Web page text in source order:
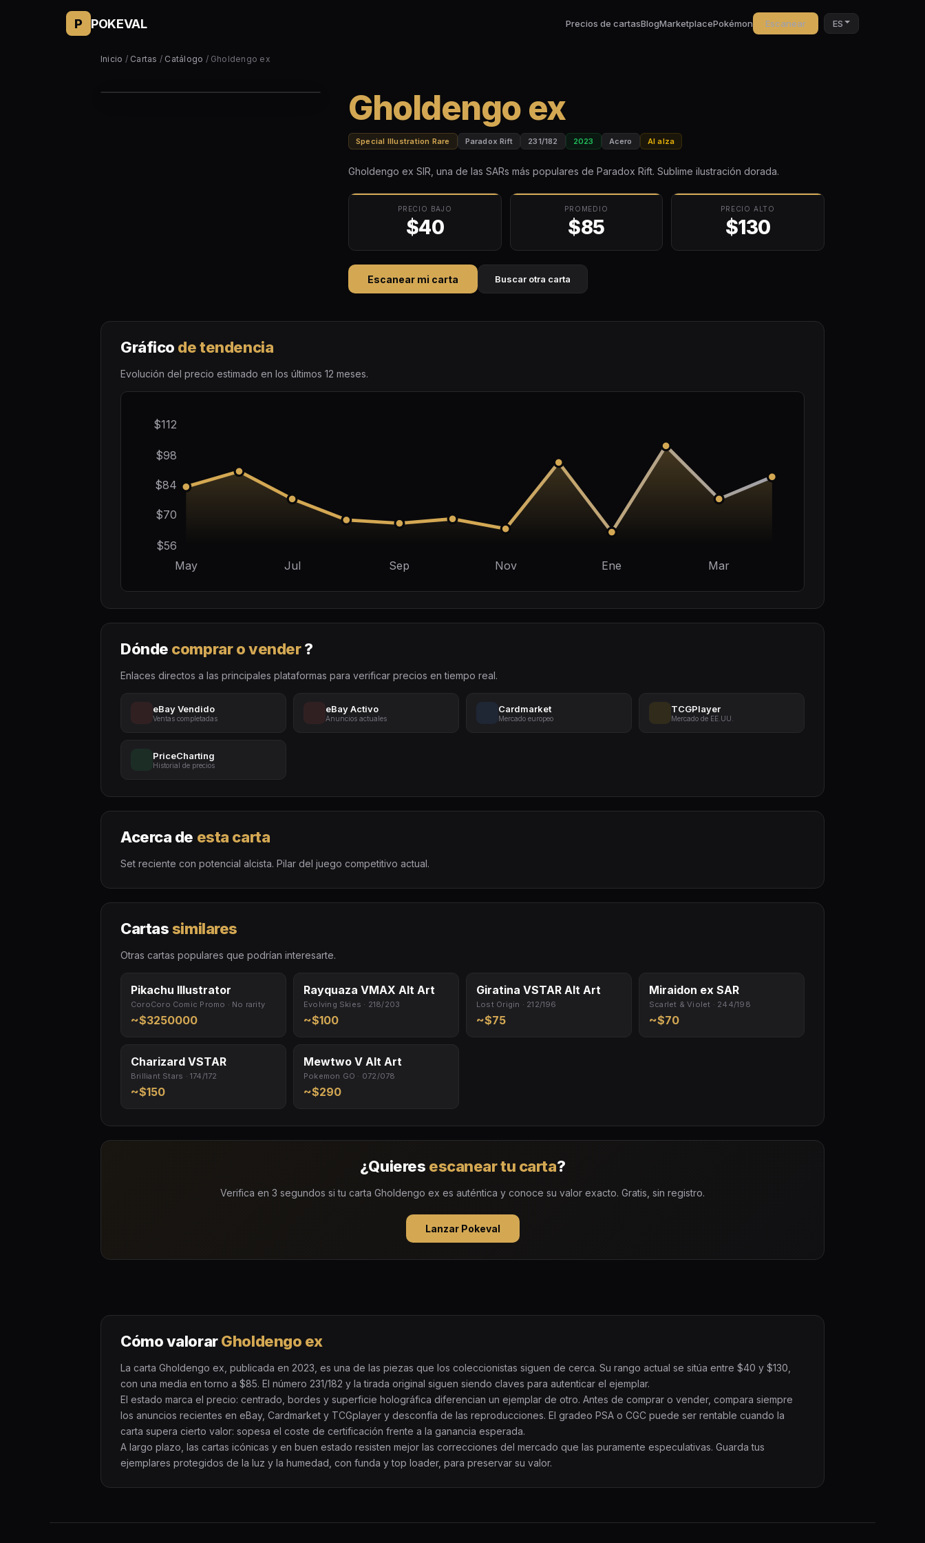
P POKEVAL Precios de cartasBlogMarketplacePokémon Escanear ES
Inicio / Cartas / Catálogo / Gholdengo ex
Gholdengo ex
Special Illustration Rare Paradox Rift 231/182 2023 Acero Al alza
Gholdengo ex SIR, una de las SARs más populares de Paradox Rift. Sublime ilustración dorada.
PRECIO BAJO
$40
PROMEDIO
$85
PRECIO ALTO
$130
Escanear mi carta Buscar otra carta
Gráfico de tendencia
Evolución del precio estimado en los últimos 12 meses.
$56
$70
$84
$98
$112
May Jul Sep Nov Ene Mar
Dónde comprar o vender?
Enlaces directos a las principales plataformas para verificar precios en tiempo real.
eBay Vendido
Ventas completadas
eBay Activo
Anuncios actuales
Cardmarket
Mercado europeo
TCGPlayer
Mercado de EE.UU.
PriceCharting
Historial de precios
Acerca de esta carta
Set reciente con potencial alcista. Pilar del juego competitivo actual.
Cartassimilares
Otras cartas populares que podrían interesarte.
Pikachu Illustrator
CoroCoro Comic Promo · No rarity
~$3250000
Rayquaza VMAX Alt Art
Evolving Skies · 218/203
~$100
Giratina VSTAR Alt Art
Lost Origin · 212/196
~$75
Miraidon ex SAR
Scarlet & Violet · 244/198
~$70
Charizard VSTAR
Brilliant Stars · 174/172
~$150
Mewtwo V Alt Art
Pokemon GO · 072/078
~$290
¿Quieres escanear tu carta?
Verifica en 3 segundos si tu carta Gholdengo ex es auténtica y conoce su valor exacto. Gratis, sin registro.
Lanzar Pokeval
Cómo valorarGholdengo ex
La carta Gholdengo ex, publicada en 2023, es una de las piezas que los coleccionistas siguen de cerca. Su rango actual se sitúa entre $40 y $130,
con una media en torno a $85. El número 231/182 y la tirada original siguen siendo claves para autenticar el ejemplar.
El estado marca el precio: centrado, bordes y superficie holográfica diferencian un ejemplar de otro. Antes de comprar o vender, compara siempre
los anuncios recientes en eBay, Cardmarket y TCGplayer y desconfía de las reproducciones. El gradeo PSA o CGC puede ser rentable cuando la
carta supera cierto valor: sopesa el coste de certificación frente a la ganancia esperada.
A largo plazo, las cartas icónicas y en buen estado resisten mejor las correcciones del mercado que las puramente especulativas. Guarda tus
ejemplares protegidos de la luz y la humedad, con funda y top loader, para preservar su valor.